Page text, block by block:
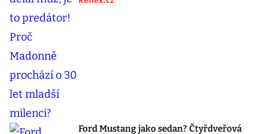
Ford Mustang jako sedan? Čtyřdveřová